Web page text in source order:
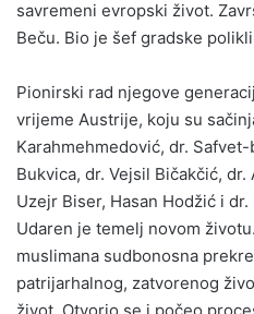
savremeni evropski život.
Beču. Bio je šef gradske
Pionirski rad njegove
vrijeme Austrije, koju su
Karahmehmedović, dr.
Bukvica, dr. Vejsil Bičakčić,
Uzejr Biser, Hasan Hodžić i
Udaren je temelj novom
muslimana sudbonosna
patrijarhalnog, zatvorenog
život. Otvorio se i počeo